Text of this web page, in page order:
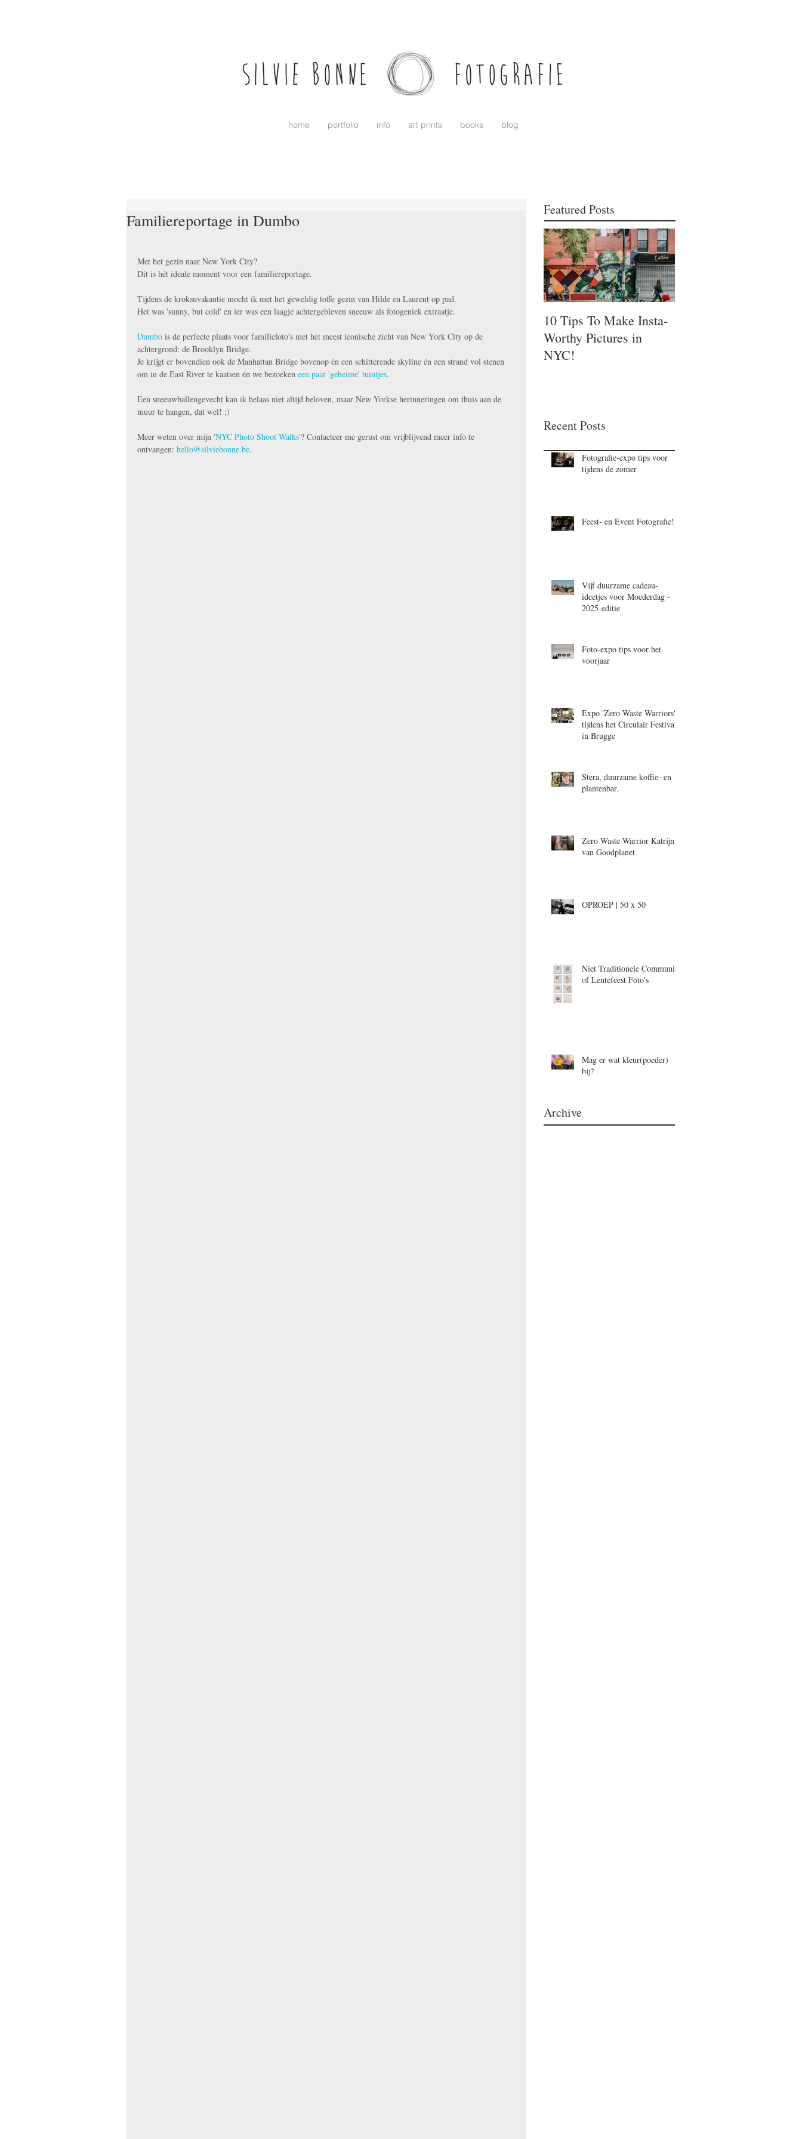
home portfolio info art prints books blog
Familiereportage in Dumbo
Met het gezin naar New York City?
Dit is hét ideale moment voor een familiereportage.
Tijdens de kroksuvakantie mocht ik met het geweldig toffe gezin van Hilde en Laurent op pad.
Het was 'sunny, but cold' en ier was een laagje achtergebleven sneeuw als fotogeniek extraatje.
Dumbo is de perfecte plaats voor familiefoto's met het meest iconische zicht van New York City op de
achtergrond: de Brooklyn Bridge.
Je krijgt er bovendien ook de Manhattan Bridge bovenop én een schitterende skyline én een strand vol stenen
om in de East River te kaatsen én we bezoeken een paar 'geheime' tuintjes.
Een sneeuwballengevecht kan ik helaas niet altijd beloven, maar New Yorkse herinneringen om thuis aan de
muur te hangen, dat wel! ;)
Meer weten over mijn 'NYC Photo Shoot Walks'? Contacteer me gerust om vrijblijvend meer info te
ontvangen: hello@silviebonne.be.
Featured Posts
10 Tips To Make Insta-
Worthy Pictures in
NYC!
Recent Posts
Fotografie-expo tips voor
tijdens de zomer
Feest- en Event Fotografie!
Vijf duurzame cadeau-
ideetjes voor Moederdag -
2025-editie
Foto-expo tips voor het
voorjaar
Expo 'Zero Waste Warriors'
tijdens het Circulair Festival
in Brugge
Stera, duurzame koffie- en
plantenbar.
Zero Waste Warrior Katrijn,
van Goodplanet
OPROEP | 50 x 50
Niet Traditionele Communie-
of Lentefeest Foto's
Mag er wat kleur(poeder)
bij?
Archive